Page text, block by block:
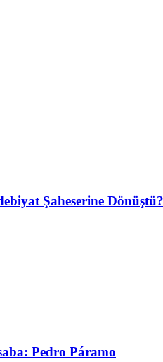
Şaheserine
Pedro Páramo